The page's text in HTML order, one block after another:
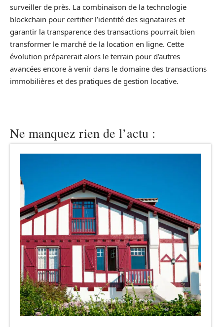
surveiller de près. La combinaison de la technologie
blockchain pour certifier l’identité des signataires et
garantir la transparence des transactions pourrait bien
transformer le marché de la location en ligne. Cette
évolution préparerait alors le terrain pour d’autres
avancées encore à venir dans le domaine des transactions
immobilières et des pratiques de gestion locative.
Ne manquez rien de l’actu :